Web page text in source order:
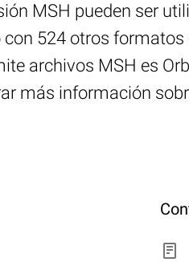
MSH pueden ser
524 otros formatos
archivos MSH es
más información